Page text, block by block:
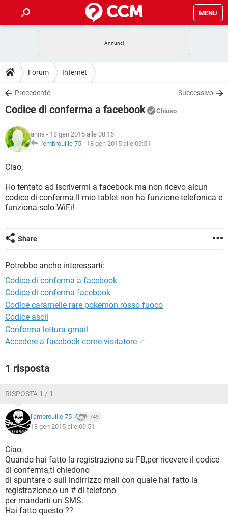
MENU
INTRATTENIMENTO
iOS
INSTAGRAM WHATSAPP
TIKTOK
HARDWARE
GUIDE
COVID-19
INSTAGRAM
TIKTOK
HARDWARE
DOWNLOAD
COVID-19 GAMING
INTRATTENIMENTO
iOS WINDOWS 10
INSTAGRAM
HARDWARE
COVID-19
INTRATTENIMENTO
iOS
INSTAGRAM WHATSAPP
TIKTOK
GLOSSARIO
COVID-19
iOS WINDOWS 10
TIKTOK
Forum Internet
Precedente Successivo
Codice di conferma a facebook Chiuso
anna - 18 gen 2015 alle 08:16
l'embrouille 75 - 18 gen 2015 alle 09:51
Ciao,
Ho tentato ad iscrivermi a facebook ma non ricevo alcun
codice di conferma.Il mio tablet non ha funzione telefonica e
funziona solo WiFi!
Share
Potrebbe anche interessarti:
Codice di conferma a facebook
Codice di conferma facebook
Codice caramelle rare pokemon rosso fuoco
Codice ascii
Conferma lettura gmail
Accedere a facebook come visitatore ✓
1 risposta
RISPOSTA 1 / 1
l'embrouille 75 749
18 gen 2015 alle 09:51
Ciao,
Quando hai fatto la registrazione su FB,per ricevere il codice
di conferma,ti chiedono
di spuntare o sull indirrizzo mail con quale hai fatto la
registrazione,o un # di telefono
per mandarti un SMS.
Hai fatto questo ??